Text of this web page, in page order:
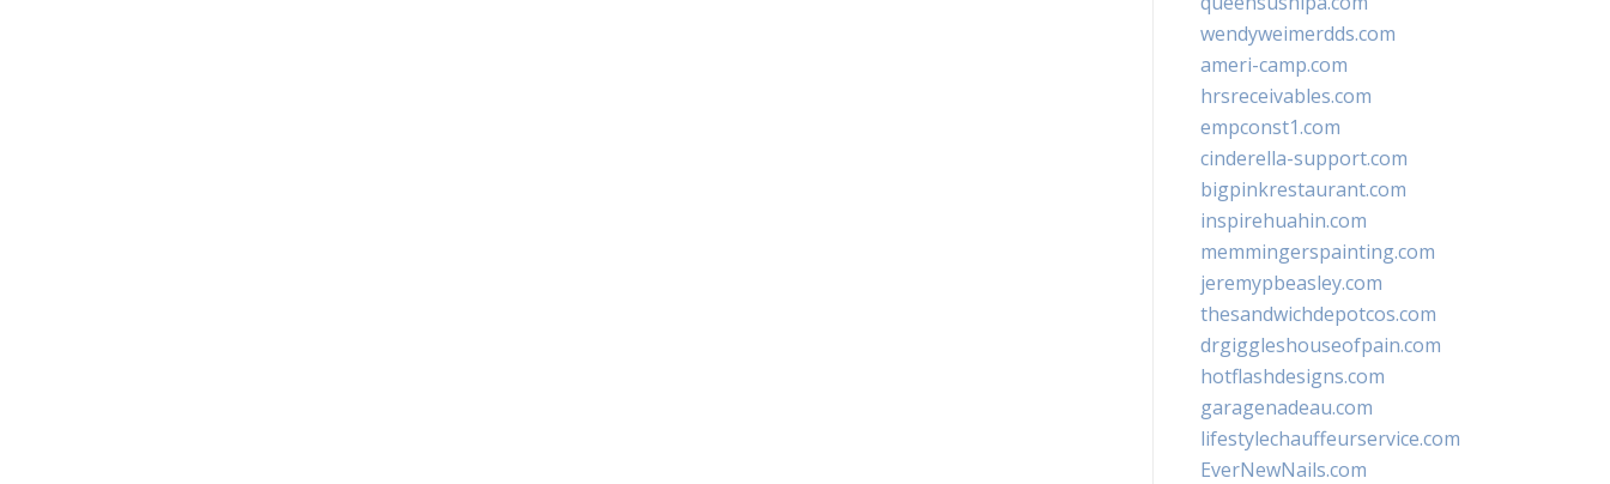
wendyweimerdds.com
ameri-camp.com
hrsreceivables.com
empconst1.com
cinderella-support.com
bigpinkrestaurant.com
inspirehuahin.com
memmingerspainting.com
jeremypbeasley.com
thesandwichdepotcos.com
drgiggleshouseofpain.com
hotflashdesigns.com
garagenadeau.com
lifestylechauffeurservice.com
EverNewNails.com